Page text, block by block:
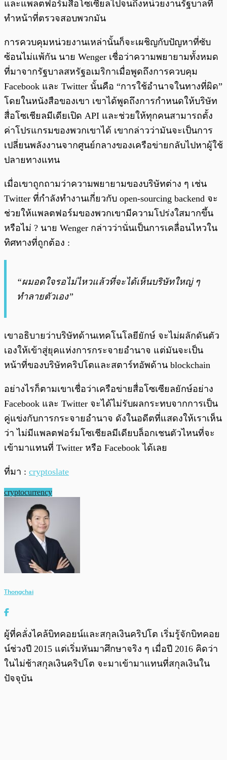
และแพลตฟอร์มสื่อโซเซียลไปจนถึงหน่วยงานรัฐบาลที่
ทำหน้าที่ตรวจสอบพวกมัน
การควบคุมหน่วยงานเหล่านั้นก็จะเผชิญกับปัญหาที่ซับ
ซ้อนไม่แพ้กัน นาย Wenger เชื่อว่าความพยายามทั้งหมด
ที่มาจากรัฐบาลสหรัฐอเมริกาเมื่อพูดถึงการควบคุม
Facebook และ Twitter นั้นคือ “การใช้อำนาจในทางที่ผิด”
โดยในหนังสือของเขา เขาได้พูดถึงการกำหนดให้บริษัท
สื่อโซเชียลมีเดียเปิด API และช่วยให้ทุกคนสามารถตั้ง
ค่าโปรแกรมของพวกเขาได้ เขากล่าวว่ามันจะเป็นการ
เปลี่ยนพลังงานจากศูนย์กลางของเครือข่ายกลับไปหาผู้ใช้
ปลายทางแทน
เมื่อเขาถูกถามว่าความพยายามของบริษัทต่าง ๆ เช่น
Twitter ที่กำลังทำงานเกี่ยวกับ open-sourcing backend จะ
ช่วยให้แพลตฟอร์มของพวกเขามีความโปร่งใสมากขึ้น
หรือไม่ ? นาย Wenger กล่าวว่านั่นเป็นการเคลื่อนไหวใน
ทิศทางที่ถูกต้อง :
“ผมอดใจรอไม่ไหวแล้วที่จะได้เห็นบริษัทใหญ่ ๆ
ทำลายตัวเอง”
เขาอธิบายว่าบริษัทด้านเทคโนโลยียักษ์ จะไม่ผลักดันตัว
เองให้เข้าสู่ยุคแห่งการกระจายอำนาจ แต่มันจะเป็น
หน้าที่ของบริษัทคริปโตและสตาร์ทอัพด้าน blockchain
อย่างไรก็ตามเขาเชื่อว่าเครือข่ายสื่อโซเซียลยักษ์อย่าง
Facebook และ Twitter จะได้ไม่รับผลกระทบจากการเป็น
คู่แข่งกับการกระจายอำนาจ ดังในอดีตที่แสดงให้เราเห็น
ว่า ไม่มีแพลตฟอร์มโซเชียลมีเดียบล็อกเชนตัวไหนที่จะ
เข้ามาแทนที่ Twitter หรือ Facebook ได้เลย
ที่มา : cryptoslate
cryptocurrency
Thongchai
ผู้ที่คลั่งไคล้บิทคอยน์และสกุลเงินคริปโต เริ่มรู้จักบิทคอย
น์ช่วงปี 2015 แต่เริ่มหันมาศึกษาจริง ๆ เมื่อปี 2016 คิดว่า
ในไม่ช้าสกุลเงินคริปโต จะมาเข้ามาแทนที่สกุลเงินใน
ปัจจุบัน